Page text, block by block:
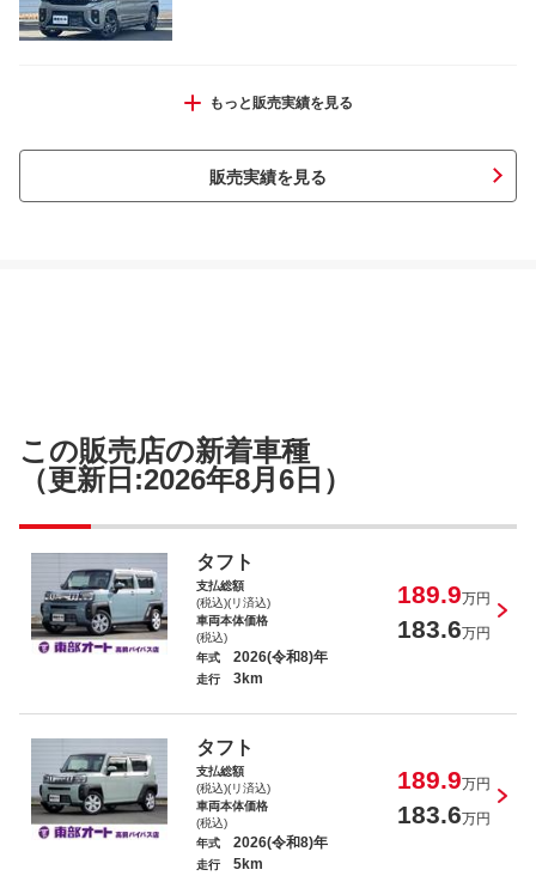
アルトラパン Ｇ
セレナ ｅ－パワー ハイウェイスター
Ｖ
ヤリスクロス ハイブリッドＺ
ムーヴキャンバス セオリーＧ
もっと販売実績を見る
販売実績を見る
この販売店の新着車種
（更新日:2026年8月6日）
タフト
支払総額
(税込)(リ済込)
189.9万円
車両本体価格
(税込)
183.6万円
年式 2026(令和8)年
走行 3km
タフト
支払総額
(税込)(リ済込)
189.9万円
車両本体価格
(税込)
183.6万円
年式 2026(令和8)年
走行 5km